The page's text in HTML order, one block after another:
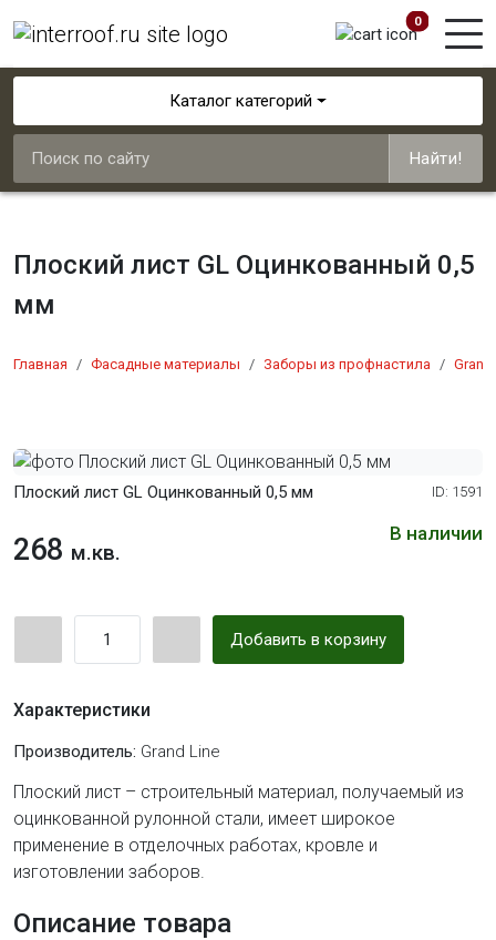
0
Каталог категорий
Найти!
Плоский лист GL Оцинкованный 0,5
мм
Главная Фасадные материалы Заборы из профнастила Grand
Плоский лист GL Оцинкованный 0,5 мм ID: 1591
В наличии
268 м.кв.
Добавить в корзину
Характеристики
Производитель: Grand Line
Плоский лист – строительный материал, получаемый из
оцинкованной рулонной стали, имеет широкое
применение в отделочных работах, кровле и
изготовлении заборов.
Описание товара